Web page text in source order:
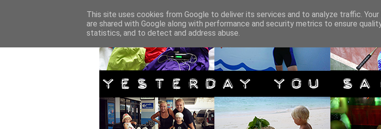
This site uses cookies from Google to deliver its services and to analyze traffic.
are shared with Google along with performance and security metrics to ensure
statistics, and to detect and address abuse.